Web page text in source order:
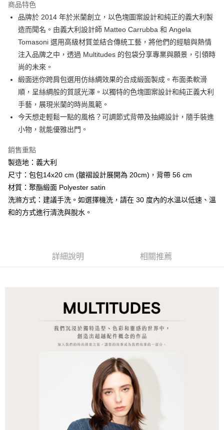
合作金庫商業銀行
華南商業銀行
彰化商業銀行
上海商業儲蓄銀行
台北富邦商業銀行
國泰世華商業銀行
兆豐國際商業銀行
臺灣中小企業銀行
台中商業銀行
匯豐（台灣）商業銀行
聯邦商業銀行
元大商業銀行
永豐商業銀行
玉山商業銀行
星展（台灣）商業銀行
台新國際商業銀行
台灣樂天信用卡公司
6 期 0 利率 每期
華南商業銀行
上海商業儲蓄銀行
台北富邦商業銀行
國泰世華商業銀行
兆豐國際商業銀行
臺灣中小企業銀行
匯豐（台灣）商業銀行
華泰商業銀行
聯邦商業銀行
遠東國際商業銀行
元大商業銀行
永豐商業銀行
玉山商業銀行
台新國際商業銀行
中國信託商業銀行
台灣樂天信用卡公司
LINE Pay
Apple Pay
ATM付款
運送方式
付款後全家取貨
每筆NT$80，滿NT$1,000(含以上)免運費
每筆NT$80，滿NT$1,000(含以上)免運費
每筆NT$120，滿NT$1,000(含以上)免運費
黑貓宅配(離島)
每筆NT$250，滿NT$2,000(含以上)免運費
商品特色
品牌於 2014 年於米蘭創立，以色塊圖案設計和純正的義大利製
造而聞名。由義大利設計師 Matteo Carrubba 和 Angela
Tomasoni 選用高級材質並結合傳統工藝，將他們的經驗與熱情
注入品牌之中，透過 Multitudes 的包袋分享專業與願景，引領時
尚的未來。
緞面迷你跨肩包選用仿絲綢效果的合成緞面製成。布面柔軟滑
順，呈絲綢般的質感光澤。以獨特的色塊圖案設計和純正義大利
手藝，展現米蘭的時尚風範。
今天想走輕鬆一點的風格？可調節式背帶及抽繩設計，隨手裝進
小物，就能優雅出門。
銷售重點
製造地：義大利
尺寸：包包14x20 cm (皺褶設計展開為 20cm)，背帶 56 cm
材質：聚酯緞面 Polyester satin
洗滌方式：建議手洗。如選擇機洗，請在 30 度內的水溫以低速、溫
和的方式進行清洗與脫水。
詳細說明 相關推薦